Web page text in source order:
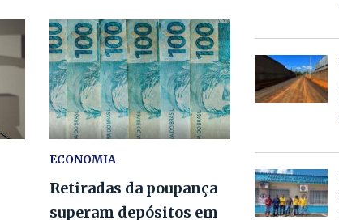
ECONOMIA
Retiradas da poupança
superam depósitos em